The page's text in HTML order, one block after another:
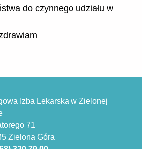
do czynnego udziału w
Izba Lekarska w Zielonej
71
Zielona Góra